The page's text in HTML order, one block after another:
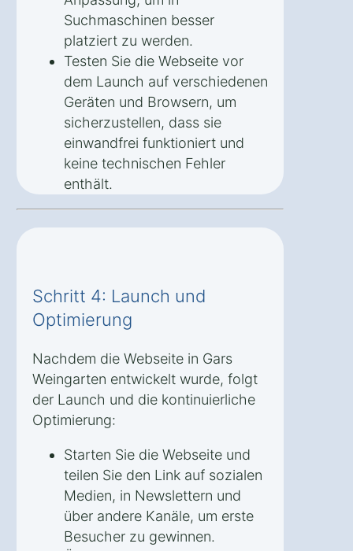
Suchmaschinen besser
platziert zu werden.
Testen Sie die Webseite vor
dem Launch auf verschiedenen
Geräten und Browsern, um
sicherzustellen, dass sie
einwandfrei funktioniert und
keine technischen Fehler
enthält.
Schritt 4: Launch und
Optimierung
Nachdem die Webseite in Gars
Weingarten entwickelt wurde, folgt
der Launch und die kontinuierliche
Optimierung:
Starten Sie die Webseite und
teilen Sie den Link auf sozialen
Medien, in Newslettern und
über andere Kanäle, um erste
Besucher zu gewinnen.